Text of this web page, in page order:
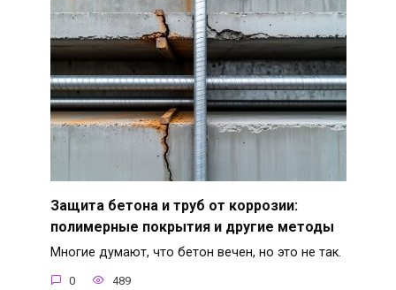
Защита бетона и труб от коррозии:
полимерные покрытия и другие методы
Многие думают, что бетон вечен, но это не так.
0 489